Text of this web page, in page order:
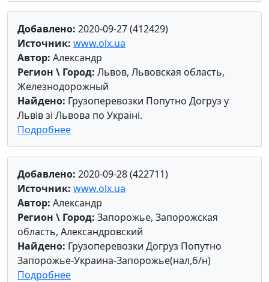
Добавлено: 2020-09-27 (412429)
Источник: www.olx.ua
Автор: Александр
Регион \ Город: Львов, Львовская область,
Железнодорожный
Найдено: Грузоперевозки Попутно Догруз у
Львів зі Львова по Україні.
Подробнее
Добавлено: 2020-09-28 (422711)
Источник: www.olx.ua
Автор: Александр
Регион \ Город: Запорожье, Запорожская
область, Александровский
Найдено: Грузоперевозки Догруз Попутно
Запорожье-Украина-Запорожье(нал,б/н)
Подробнее